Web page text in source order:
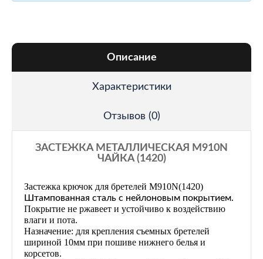
Описание
Характеристики
Отзывов (0)
ЗАСТЕЖКА МЕТАЛЛИЧЕСКАЯ M910N
ЧАЙКА (1420)
Застежка крючок для бретелей M910N(1420)
Штампованная сталь с нейлоновым покрытием.
Покрытие не ржавеет и устойчиво к воздействию
влаги и пота.
Назначение: для крепления съемных бретелей
шириной 10мм при пошиве нижнего белья и
корсетов.